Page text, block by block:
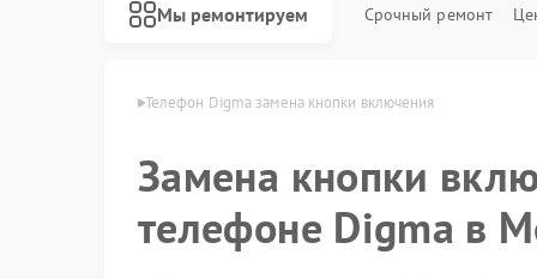
Мы ремонтируем Срочный ремонт
Телефон Digma замена кнопки включения
Замена кнопки
телефоне Digma в